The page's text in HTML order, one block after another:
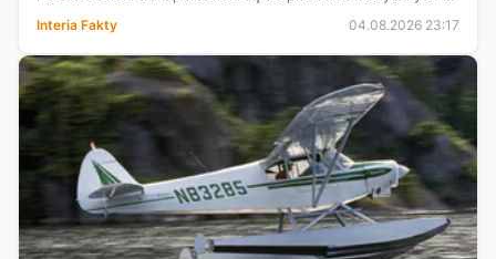
Tomaszowie Lubelskim, Biłgoraju i Zamościu.
Interia Fakty 04.08.2026 23:17